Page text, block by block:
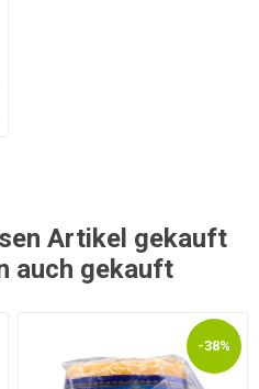
Artikel gekauft
auch gekauft
-38%